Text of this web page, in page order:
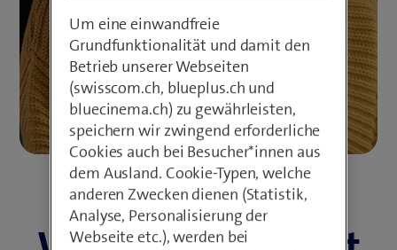
Um eine einwandfreie
Grundfunktionalität und damit den
Betrieb unserer Webseiten
(swisscom.ch, blueplus.ch und
bluecinema.ch) zu gewährleisten,
speichern wir zwingend erforderliche
Cookies auch bei Besucher*innen aus
dem Ausland. Cookie-Typen, welche
anderen Zwecken dienen (Statistik,
Analyse, Personalisierung der
Webseite etc.), werden bei